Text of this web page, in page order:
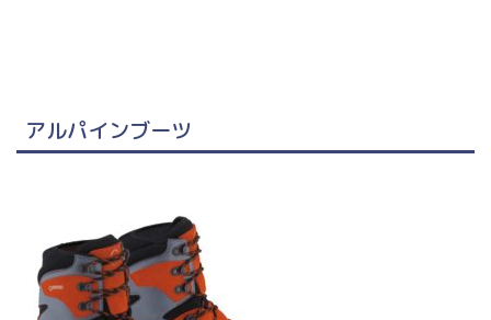
アルパインブーツ